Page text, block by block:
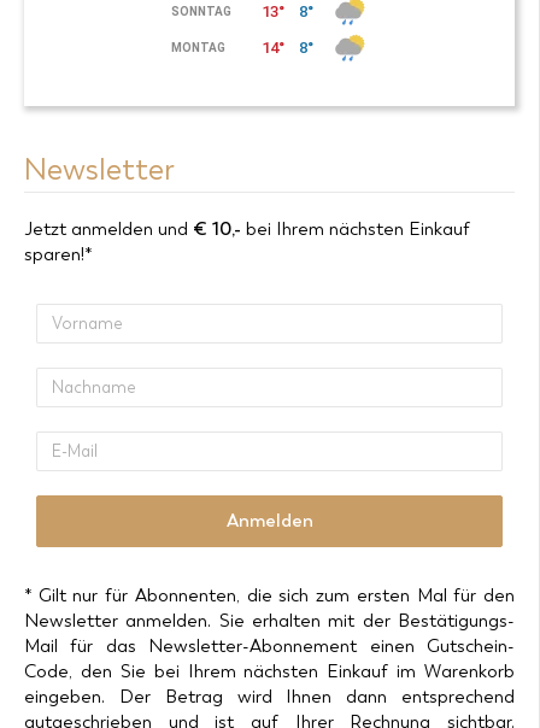
Newsletter
Jetzt anmelden und € 10,- bei Ihrem nächsten Einkauf
sparen!*
Vorname
Nachname
E-
Mail
Anmelden
* Gilt nur für Abonnenten, die sich zum ersten Mal für den
Newsletter anmelden. Sie erhalten mit der Bestätigungs-
Mail für das Newsletter-Abonnement einen Gutschein-
Code, den Sie bei Ihrem nächsten Einkauf im Warenkorb
eingeben. Der Betrag wird Ihnen dann entsprechend
gutgeschrieben und ist auf Ihrer Rechnung sichtbar.